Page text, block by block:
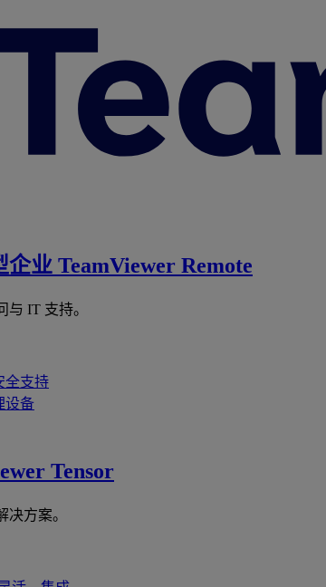
企业 TeamViewer Remote
IT 支持。
全支持
设备
Tensor
方案。